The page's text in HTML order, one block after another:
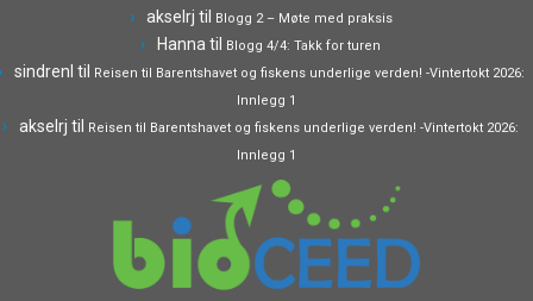
akselrj til Blogg 2 – Møte med praksis
Hanna til Blogg 4/4: Takk for turen
sindrenl til Reisen til Barentshavet og fiskens underlige verden! -Vintertokt 2026:
Innlegg 1
akselrj til Reisen til Barentshavet og fiskens underlige verden! -Vintertokt 2026:
Innlegg 1